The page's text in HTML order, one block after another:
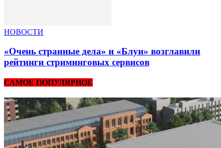
НОВОСТИ
«Очень странные дела» и «Блуи» возглавили
рейтинги стриминговых сервисов
САМОЕ ПОПУЛЯРНОЕ